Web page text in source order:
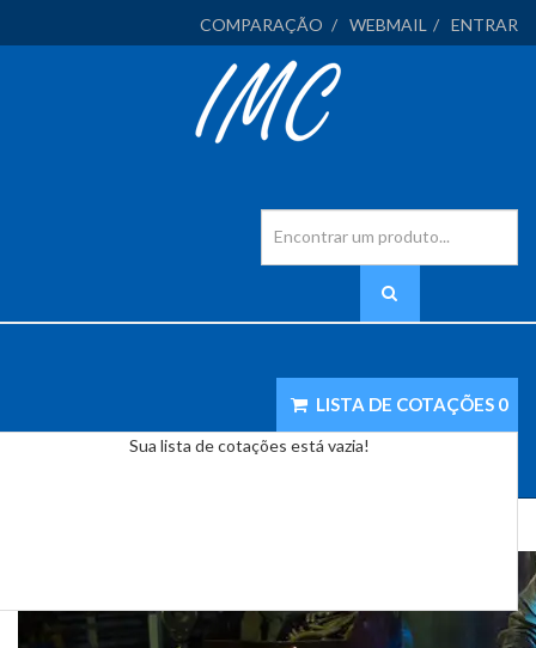
ENTRAR
COMPARAÇÃO WEBMAIL
LISTA DE COTAÇÕES 0
Sua lista de cotações está vazia!